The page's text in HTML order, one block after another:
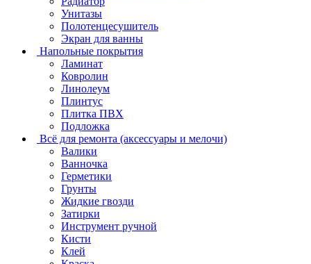
Унитазы
Полотенцесушитель
Экран для ванны
Напольные покрытия
Ламинат
Ковролин
Линолеум
Плинтус
Плитка ПВХ
Подложка
Всё для ремонта (аксессуары и мелочи)
Валики
Ванночка
Герметики
Грунты
Жидкие гвозди
Затирки
Инструмент ручной
Кисти
Клей